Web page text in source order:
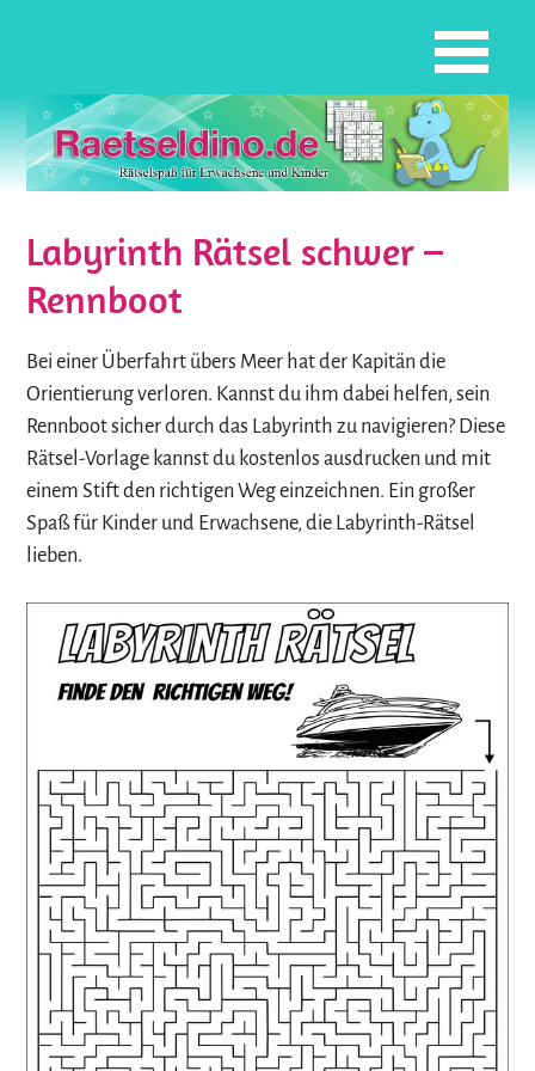
Labyrinth Rätsel schwer –
Rennboot
Bei einer Überfahrt übers Meer hat der Kapitän die
Orientierung verloren. Kannst du ihm dabei helfen, sein
Rennboot sicher durch das Labyrinth zu navigieren? Diese
Rätsel-Vorlage kannst du kostenlos ausdrucken und mit
einem Stift den richtigen Weg einzeichnen. Ein großer
Spaß für Kinder und Erwachsene, die Labyrinth-Rätsel
lieben.